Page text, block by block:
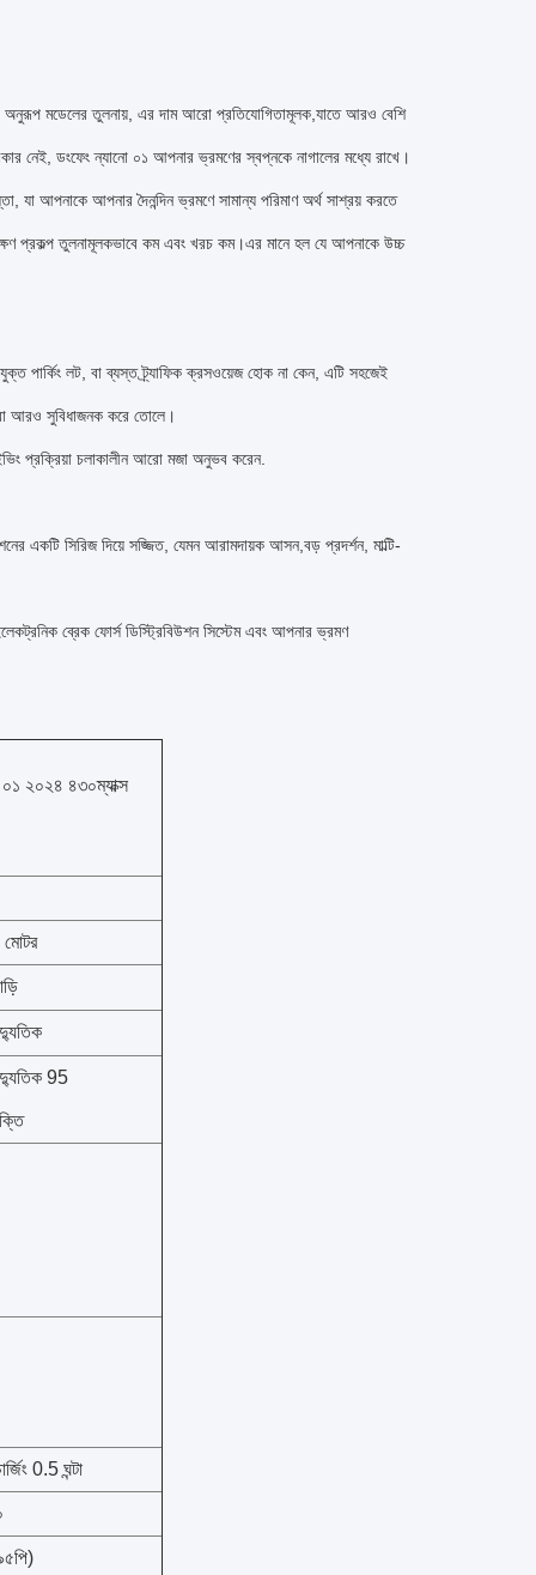
অনুরূপ মডেলের তুলনায়, এর দাম আরো প্রতিযোগিতামূলক,যাতে আরও বেশি
নেই, ডংফেং ন্যানো ০১ আপনার ভ্রমণের স্বপ্নকে নাগালের মধ্যে রাখে।
যা আপনাকে আপনার দৈনন্দিন ভ্রমণে সামান্য পরিমাণ অর্থ সাশ্রয় করতে
প্রকল্প তুলনামূলকভাবে কম এবং খরচ কম।এর মানে হল যে আপনাকে উচ্চ
পার্কিং লট, বা ব্যস্ত ট্র্যাফিক ক্রসওয়েজ হোক না কেন, এটি সহজেই
আরও সুবিধাজনক করে তোলে।
প্রক্রিয়া চলাকালীন আরো মজা অনুভব করেন.
একটি সিরিজ দিয়ে সজ্জিত, যেমন আরামদায়ক আসন,বড় প্রদর্শন, মাল্টি-
ব্রেক ফোর্স ডিস্ট্রিবিউশন সিস্টেম এবং আপনার ভ্রমণ
০১ ২০২৪ ৪৩০ম্যাক্স
মোটর
95
0.5 ঘন্টা